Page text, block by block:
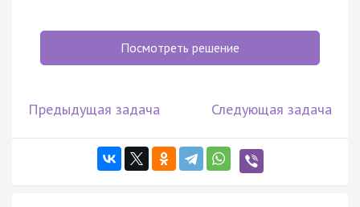
Посмотреть решение
Предыдущая задача Следующая задача